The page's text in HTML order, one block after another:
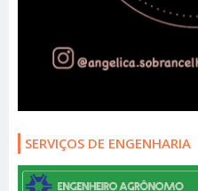
SERVIÇOS DE ENGENHARIA